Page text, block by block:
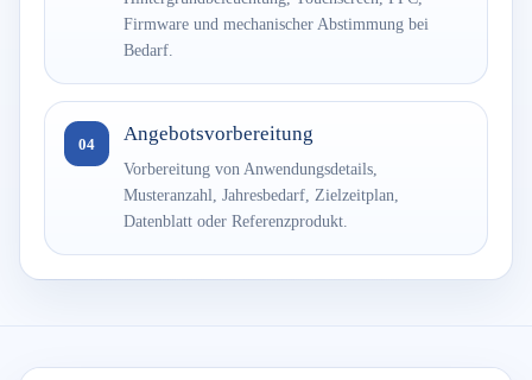
Firmware und mechanischer Abstimmung bei
Bedarf.
04 Angebotsvorbereitung
Vorbereitung von Anwendungsdetails,
Musteranzahl, Jahresbedarf, Zielzeitplan,
Datenblatt oder Referenzprodukt.